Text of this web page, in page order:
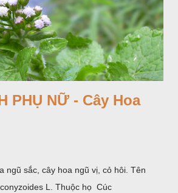
PHỤ NỮ - Cây Hoa
ngũ sắc, cây hoa ngũ vị, cỏ hôi. Tên
L. Thuộc họ Cúc